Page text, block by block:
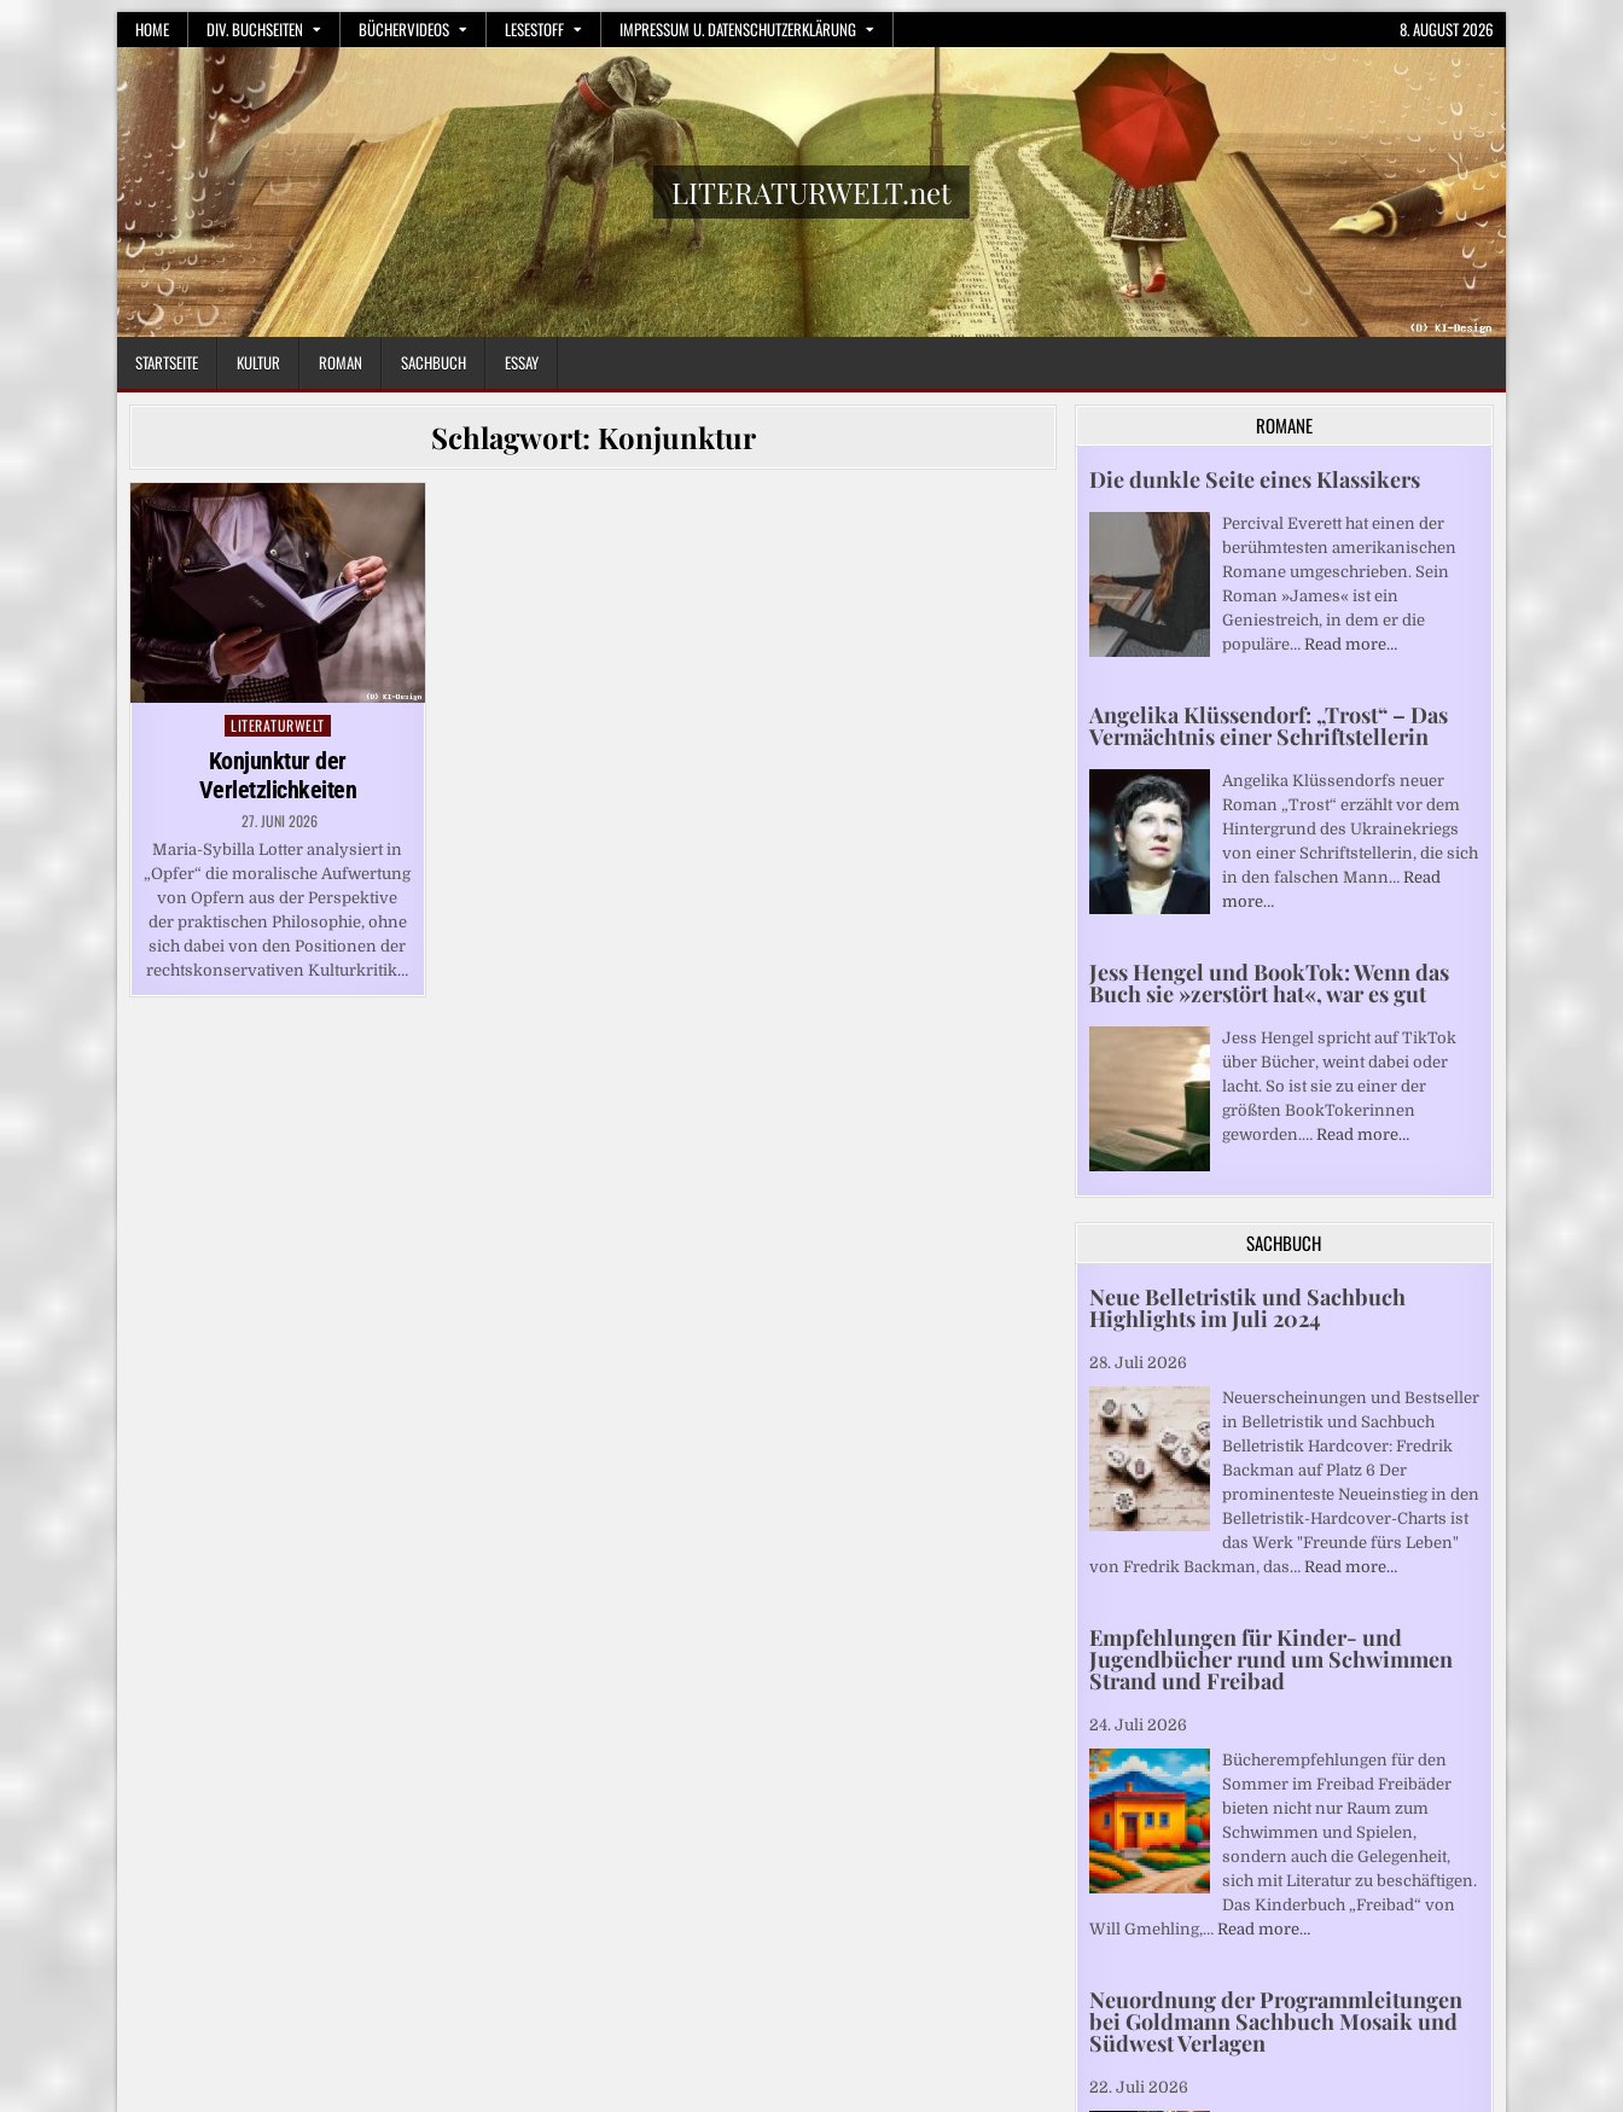
HOME DIV. BUCHSEITEN BÜCHERVIDEOS LESESTOFF IMPRESSUM U. DATENSCHUTZERKLÄRUNG 8. AUGUST 2026
LITERATURWELT.net
STARTSEITE KULTUR ROMAN SACHBUCH ESSAY
Schlagwort: Konjunktur
Posted
LITERATURWELT
Konjunktur der
Verletzlichkeiten
27. JUNI 2026
Maria-Sybilla Lotter analysiert in
„Opfer“ die moralische Aufwertung
von Opfern aus der Perspektive
der praktischen Philosophie, ohne
sich dabei von den Positionen der
rechtskonservativen Kulturkritik…
ROMANE
Die dunkle Seite eines Klassikers
Percival Everett hat einen der
berühmtesten amerikanischen
Romane umgeschrieben. Sein
Roman »James« ist ein
Geniestreich, in dem er die
populäre… Read more…
Angelika Klüssendorf: „Trost“ – Das
Vermächtnis einer Schriftstellerin
Angelika Klüssendorfs neuer
Roman „Trost“ erzählt vor dem
Hintergrund des Ukrainekriegs
von einer Schriftstellerin, die sich
in den falschen Mann… Read
more…
Jess Hengel und BookTok: Wenn das
Buch sie »zerstört hat«, war es gut
Jess Hengel spricht auf TikTok
über Bücher, weint dabei oder
lacht. So ist sie zu einer der
größten BookTokerinnen
geworden.… Read more…
SACHBUCH
Neue Belletristik und Sachbuch
Highlights im Juli 2024
28. Juli 2026
Neuerscheinungen und Bestseller
in Belletristik und Sachbuch
Belletristik Hardcover: Fredrik
Backman auf Platz 6 Der
prominenteste Neueinstieg in den
Belletristik-Hardcover-Charts ist
das Werk "Freunde fürs Leben"
von Fredrik Backman, das… Read more…
Empfehlungen für Kinder- und
Jugendbücher rund um Schwimmen
Strand und Freibad
24. Juli 2026
Bücherempfehlungen für den
Sommer im Freibad Freibäder
bieten nicht nur Raum zum
Schwimmen und Spielen,
sondern auch die Gelegenheit,
sich mit Literatur zu beschäftigen.
Das Kinderbuch „Freibad“ von
Will Gmehling,… Read more…
Neuordnung der Programmleitungen
bei Goldmann Sachbuch Mosaik und
Südwest Verlagen
22. Juli 2026